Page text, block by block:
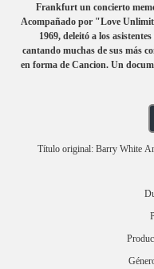
Frankfurt un concierto
Acompañado por "Love
1969, deleitó a los
cantando muchas de sus más
en forma de Cancion. Un
Título original: Barry White